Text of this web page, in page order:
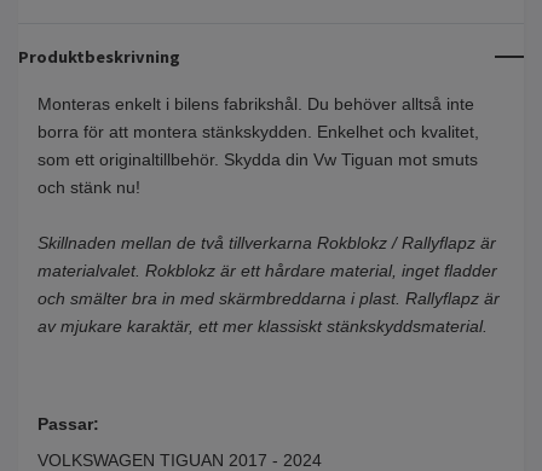
Produktbeskrivning
Monteras enkelt i bilens fabrikshål. Du behöver alltså inte
borra för att montera stänkskydden. Enkelhet och kvalitet,
som ett originaltillbehör. Skydda din Vw Tiguan mot smuts
och stänk nu!
Skillnaden mellan de två tillverkarna Rokblokz / Rallyflapz är
materialvalet. Rokblokz är ett hårdare material, inget fladder
och smälter bra in med skärmbreddarna i plast. Rallyflapz är
av mjukare karaktär, ett mer klassiskt stänkskyddsmaterial.
Passar:
VOLKSWAGEN TIGUAN 2017 - 2024